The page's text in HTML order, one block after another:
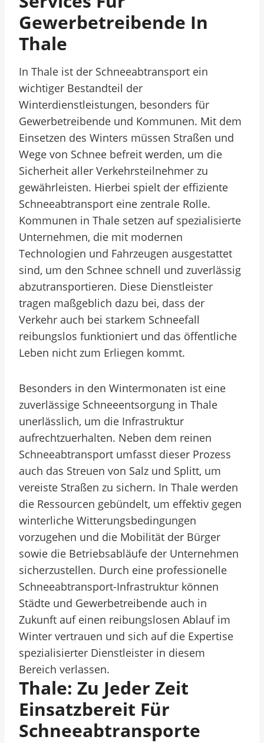
Gewerbetreibende In
Thale
In Thale ist der Schneeabtransport ein
wichtiger Bestandteil der
Winterdienstleistungen, besonders für
Gewerbetreibende und Kommunen. Mit dem
Einsetzen des Winters müssen Straßen und
Wege von Schnee befreit werden, um die
Sicherheit aller Verkehrsteilnehmer zu
gewährleisten. Hierbei spielt der effiziente
Schneeabtransport eine zentrale Rolle.
Kommunen in Thale setzen auf spezialisierte
Unternehmen, die mit modernen
Technologien und Fahrzeugen ausgestattet
sind, um den Schnee schnell und zuverlässig
abzutransportieren. Diese Dienstleister
tragen maßgeblich dazu bei, dass der
Verkehr auch bei starkem Schneefall
reibungslos funktioniert und das öffentliche
Leben nicht zum Erliegen kommt.
Besonders in den Wintermonaten ist eine
zuverlässige Schneeentsorgung in Thale
unerlässlich, um die Infrastruktur
aufrechtzuerhalten. Neben dem reinen
Schneeabtransport umfasst dieser Prozess
auch das Streuen von Salz und Splitt, um
vereiste Straßen zu sichern. In Thale werden
die Ressourcen gebündelt, um effektiv gegen
winterliche Witterungsbedingungen
vorzugehen und die Mobilität der Bürger
sowie die Betriebsabläufe der Unternehmen
sicherzustellen. Durch eine professionelle
Schneeabtransport-Infrastruktur können
Städte und Gewerbetreibende auch in
Zukunft auf einen reibungslosen Ablauf im
Winter vertrauen und sich auf die Expertise
spezialisierter Dienstleister in diesem
Bereich verlassen.
Thale: Zu Jeder Zeit
Einsatzbereit Für
Schneeabtransporte